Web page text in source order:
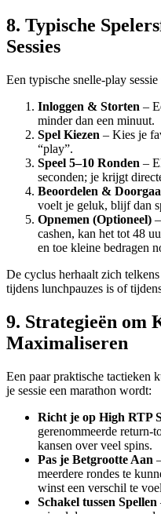
8. Typische
Sessies
Een typische snelle‑play
Inloggen & Storten –
minder dan een minuut.
Spel Kiezen – Kies je
“play”.
Speel 5–10 Ronden –
seconden; je krijgt
Beoordelen &
voelt je geluk, blijf dan
Opnemen (Optioneel)
cashen, kan het tot 48
en toe kleine bedragen
De cyclus herhaalt zich
tijdens lunchpauzes is of
9. Strategieën om
Maximaliseren
Een paar praktische tactieken
je sessie een marathon wordt:
Richt je op High RTP
gerenommeerde
kansen over veel spins.
Pas je Betgrootte Aan
meerdere rondes te
winst een verschil te
Schakel tussen Spellen